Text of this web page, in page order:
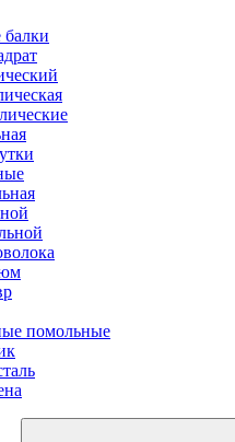
балки
помольные